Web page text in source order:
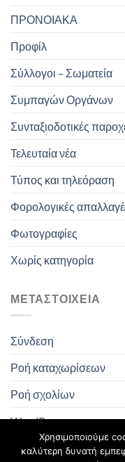
ΠΡΟΝΟΙΑΚΑ
Προφίλ
Σύλλογοι – Σωματεία
Συμπαγών Οργάνων
Συνταξιοδοτικές
Τελευταία νέα
Τύπος και τηλεόραση
Φορολογικές
Φωτογραφίες
Χωρίς κατηγορία
ΜΕΤΑΣΤΟΙΧΕΊΑ
Σύνδεση
Ροή καταχωρίσεων
Ροή σχολίων
WordPress.org
Χρησιμοποιούμε
καλύτερη δυνατή